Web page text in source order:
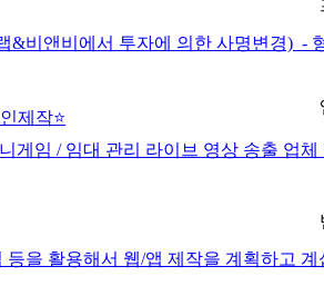
앤비에서 투자에 의한 사명변경) ​ -
제작⭐️
임 / 임대 관리 라이브 영상 송출 업
을 활용해서 웹/앱 제작을 계획하고